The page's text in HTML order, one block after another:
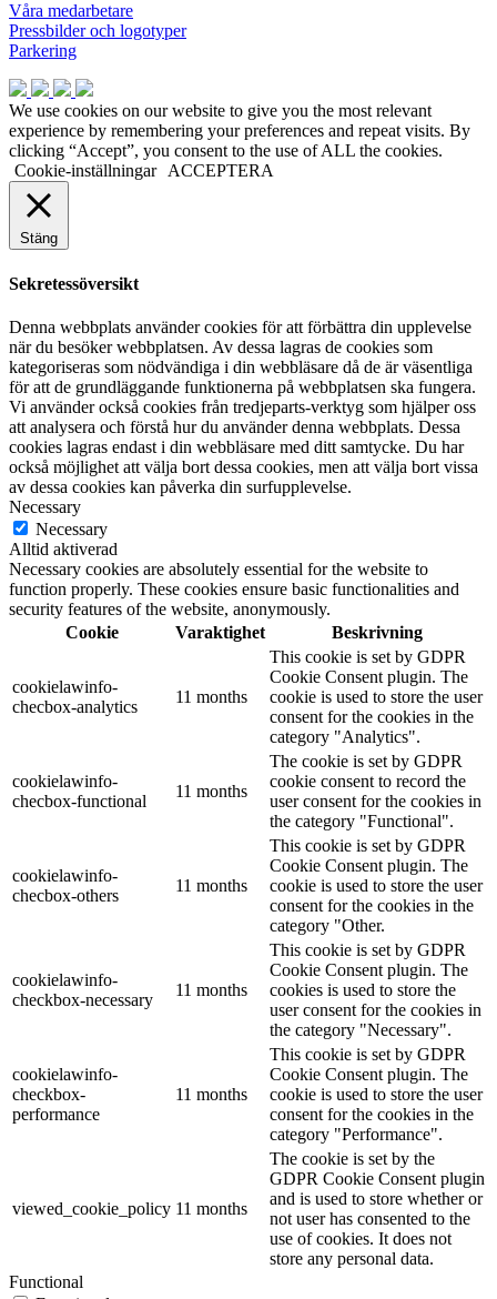
Våra medarbetare
Pressbilder och logotyper
Parkering
We use cookies on our website to give you the most relevant
experience by remembering your preferences and repeat visits. By
clicking “Accept”, you consent to the use of ALL the cookies.
Cookie-inställningar
ACCEPTERA
Stäng
Sekretessöversikt
Denna webbplats använder cookies för att förbättra din upplevelse
när du besöker webbplatsen. Av dessa lagras de cookies som
kategoriseras som nödvändiga i din webbläsare då de är väsentliga
för att de grundläggande funktionerna på webbplatsen ska fungera.
Vi använder också cookies från tredjeparts-verktyg som hjälper oss
att analysera och förstå hur du använder denna webbplats. Dessa
cookies lagras endast i din webbläsare med ditt samtycke. Du har
också möjlighet att välja bort dessa cookies, men att välja bort vissa
av dessa cookies kan påverka din surfupplevelse.
Necessary
Necessary
Alltid aktiverad
Necessary cookies are absolutely essential for the website to
function properly. These cookies ensure basic functionalities and
security features of the website, anonymously.
Cookie
Varaktighet Beskrivning
cookielawinfo-
checbox-analytics
11 months
This cookie is set by GDPR
Cookie Consent plugin. The
cookie is used to store the user
consent for the cookies in the
category "Analytics".
cookielawinfo-
checbox-functional
11 months
The cookie is set by GDPR
cookie consent to record the
user consent for the cookies in
the category "Functional".
cookielawinfo-
checbox-others
11 months
This cookie is set by GDPR
Cookie Consent plugin. The
cookie is used to store the user
consent for the cookies in the
category "Other.
cookielawinfo-
checkbox-necessary
11 months
This cookie is set by GDPR
Cookie Consent plugin. The
cookies is used to store the
user consent for the cookies in
the category "Necessary".
cookielawinfo-
checkbox-
performance
11 months
This cookie is set by GDPR
Cookie Consent plugin. The
cookie is used to store the user
consent for the cookies in the
category "Performance".
viewed_cookie_policy 11 months
The cookie is set by the
GDPR Cookie Consent plugin
and is used to store whether or
not user has consented to the
use of cookies. It does not
store any personal data.
Functional